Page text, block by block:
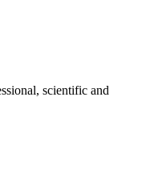
scientific and